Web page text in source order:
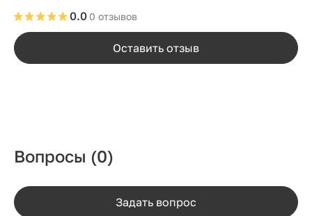
0 отзывов
0.0
Оставить отзыв
Вопросы (0)
Задать вопрос